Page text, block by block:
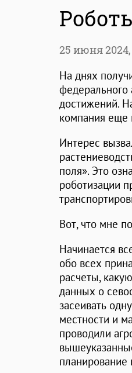
25 июня 2024,
На днях
федерального
достижений.
компания еще
Интерес
поля». Это
роботизации
Вот, что мне
Начинается
обо всех
расчеты,
данных о
засеивать
местности и
проводили
планирование